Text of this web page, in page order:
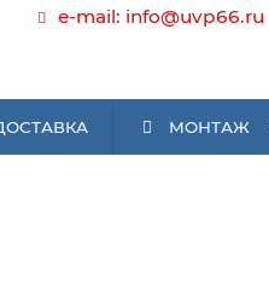
e-mail: info@uvp66.ru
МОНТАЖ